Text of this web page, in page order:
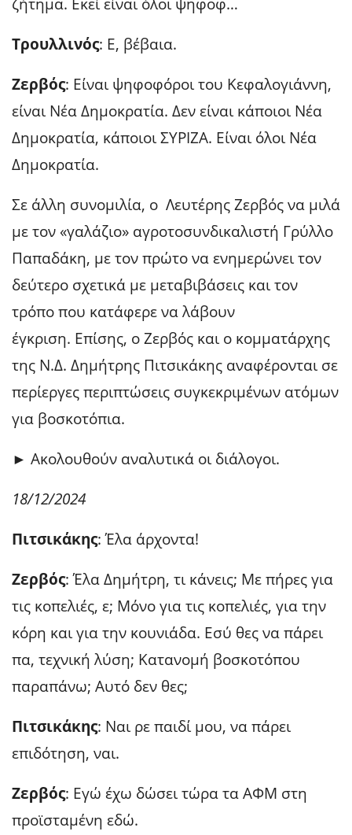
ζήτημα. Εκεί είναι όλοι ψηφοφ…
Τρουλλινός: Ε, βέβαια.
Ζερβός: Είναι ψηφοφόροι του Κεφαλογιάννη,
είναι Νέα Δημοκρατία. Δεν είναι κάποιοι Νέα
Δημοκρατία, κάποιοι ΣΥΡΙΖΑ. Είναι όλοι Νέα
Δημοκρατία.
Σε άλλη συνομιλία, ο Λευτέρης Ζερβός να μιλά
με τον «γαλάζιο» αγροτοσυνδικαλιστή Γρύλλο
Παπαδάκη, με τον πρώτο να ενημερώνει τον
δεύτερο σχετικά με μεταβιβάσεις και τον
τρόπο που κατάφερε να λάβουν
έγκριση. Επίσης, ο Ζερβός και ο κομματάρχης
της Ν.Δ. Δημήτρης Πιτσικάκης αναφέρονται σε
περίεργες περιπτώσεις συγκεκριμένων ατόμων
για βοσκοτόπια.
► Ακολουθούν αναλυτικά οι διάλογοι.
18/12/2024
Πιτσικάκης: Έλα άρχοντα!
Ζερβός: Έλα Δημήτρη, τι κάνεις; Με πήρες για
τις κοπελιές, ε; Μόνο για τις κοπελιές, για την
κόρη και για την κουνιάδα. Εσύ θες να πάρει
πα, τεχνική λύση; Κατανομή βοσκοτόπου
παραπάνω; Αυτό δεν θες;
Πιτσικάκης: Ναι ρε παιδί μου, να πάρει
επιδότηση, ναι.
Ζερβός: Εγώ έχω δώσει τώρα τα ΑΦΜ στη
προϊσταμένη εδώ.